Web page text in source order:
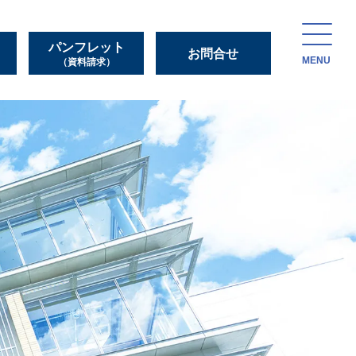
パンフレット
（資料請求）
お問合せ
MENU